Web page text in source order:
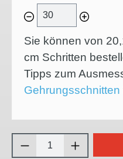
Sie können von
cm Schritten
Tipps zum
Gehrungsschnitten
Produkt Anzahl: